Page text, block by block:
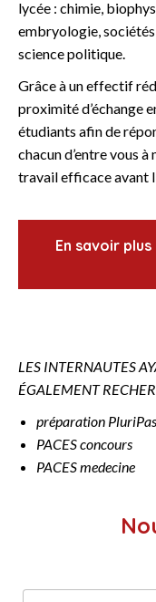
lycée : chimie,
embryologie,
science politique.
Grâce à un effectif
proximité d’échange
étudiants afin de
chacun d’entre vous
travail efficace avant
En savoir
LES INTERNAUTES
ÉGALEMENT
préparation
PACES concours
PACES medecine